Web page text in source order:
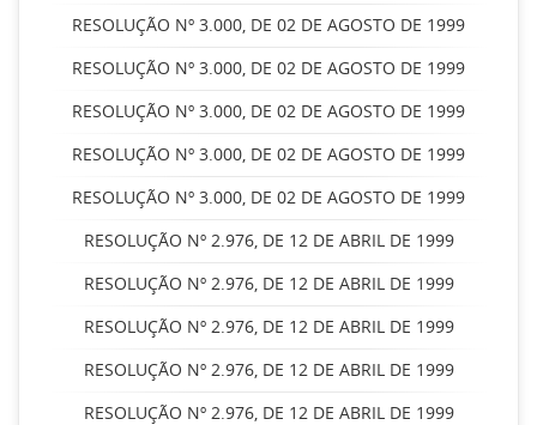
RESOLUÇÃO Nº 3.000, DE 02 DE AGOSTO DE 1999
RESOLUÇÃO Nº 3.000, DE 02 DE AGOSTO DE 1999
RESOLUÇÃO Nº 3.000, DE 02 DE AGOSTO DE 1999
RESOLUÇÃO Nº 3.000, DE 02 DE AGOSTO DE 1999
RESOLUÇÃO Nº 3.000, DE 02 DE AGOSTO DE 1999
RESOLUÇÃO Nº 2.976, DE 12 DE ABRIL DE 1999
RESOLUÇÃO Nº 2.976, DE 12 DE ABRIL DE 1999
RESOLUÇÃO Nº 2.976, DE 12 DE ABRIL DE 1999
RESOLUÇÃO Nº 2.976, DE 12 DE ABRIL DE 1999
RESOLUÇÃO Nº 2.976, DE 12 DE ABRIL DE 1999